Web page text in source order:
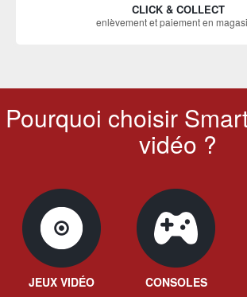
CLICK & COLLECT
enlèvement et paiement en
Pourquoi choisir
vidéo ?
JEUX VIDÉO CONSOLES